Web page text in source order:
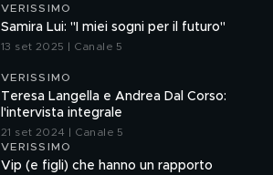
VERISSIMO
Samira Lui: "I miei sogni per il futuro"
13 set 2025 | Canale 5
VERISSIMO
Teresa Langella e Andrea Dal Corso:
l'intervista integrale
21 set 2024 | Canale 5
VERISSIMO
Vip (e figli) che hanno un rapporto